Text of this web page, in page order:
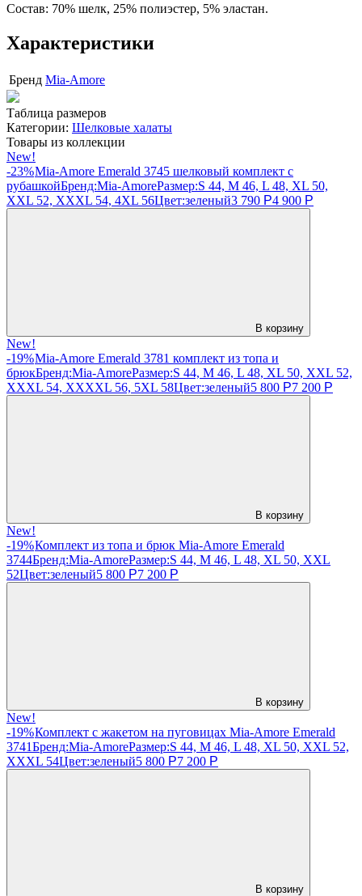
Состав: 70% шелк, 25% полиэстер, 5% эластан.
Характеристики
Бренд Mia-Amore
Таблица размеров
Категории: Шелковые халаты
Товары из коллекции
New!
-23%Mia-Amore Emerald 3745 шелковый комплект с
рубашкойБренд:Mia-AmoreРазмер:S 44, M 46, L 48, XL 50,
XXL 52, XXXL 54, 4XL 56Цвет:зеленый3 790 Р4 900 Р
В корзину
New!
-19%Mia-Amore Emerald 3781 комплект из топа и
брюкБренд:Mia-AmoreРазмер:S 44, M 46, L 48, XL 50, XXL 52,
XXXL 54, XXXXL 56, 5XL 58Цвет:зеленый5 800 Р7 200 Р
В корзину
New!
-19%Комплект из топа и брюк Mia-Amore Emerald
3744Бренд:Mia-AmoreРазмер:S 44, M 46, L 48, XL 50, XXL
52Цвет:зеленый5 800 Р7 200 Р
В корзину
New!
-19%Комплект с жакетом на пуговицах Mia-Amore Emerald
3741Бренд:Mia-AmoreРазмер:S 44, M 46, L 48, XL 50, XXL 52,
XXXL 54Цвет:зеленый5 800 Р7 200 Р
В корзину